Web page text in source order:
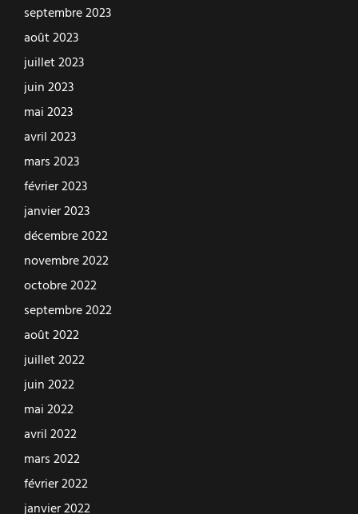
septembre 2023
août 2023
juillet 2023
juin 2023
mai 2023
avril 2023
mars 2023
février 2023
janvier 2023
décembre 2022
novembre 2022
octobre 2022
septembre 2022
août 2022
juillet 2022
juin 2022
mai 2022
avril 2022
mars 2022
février 2022
janvier 2022